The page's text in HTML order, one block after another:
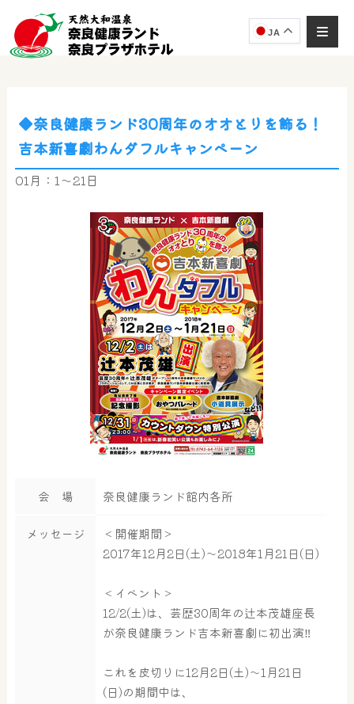
JA
◆奈良健康ランド30周年のオオとりを飾る！
吉本新喜劇わんダフルキャンペーン
01月：1～21日
会 場 奈良健康ランド館内各所
メッセージ
＜開催期間＞
2017年12月2日(土)～2018年1月21日(日)
＜イベント＞
12/2(土)は、芸歴30周年の辻本茂雄座長
が奈良健康ランド吉本新喜劇に初出演‼
これを皮切りに12月2日(土)～1月21日
(日)の期間中は、